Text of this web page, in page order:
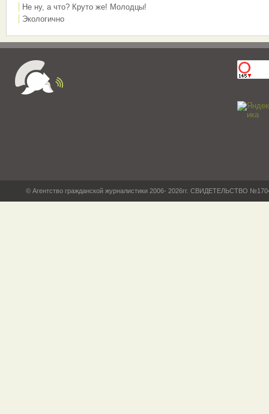
Не ну, а что? Круто же! Молодцы!
Экологично
© Агентство гражданской журналистики 2006- 2026гг. СВИДЕТЕЛЬСТВО